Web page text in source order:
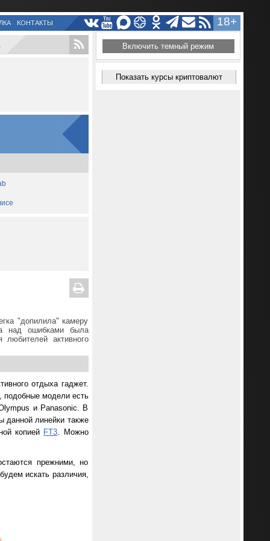
18+
КОНТАКТЫ
"допилила" камеру
над ошибками была
активного
отдыха гаджет.
подобные модели есть
и Panasonic. В
данной линейки также
копией FT3. Можно
прежними, но
искать различия,
Включить темный режим
Показать курсы криптовалют